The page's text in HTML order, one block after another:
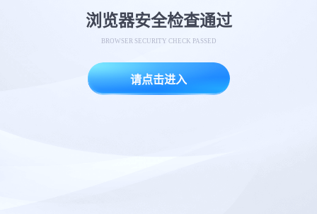
浏览器安全检查通过
BROWSER SECURITY CHECK PASSED
请点击进入